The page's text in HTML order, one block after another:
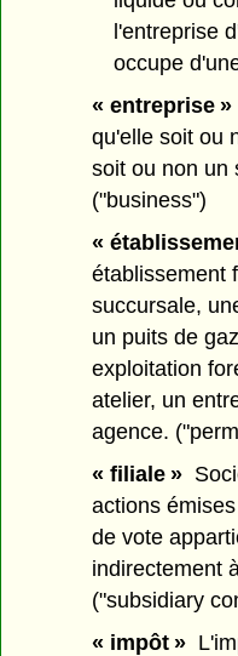
l'entreprise
occupe
« entreprise »
qu'elle soit ou
soit ou non un
("business")
«
établissement
succursale,
un puits de
exploitation
atelier, un
agence.
« filiale »
actions
de vote
indirectement
("subsidiary
« impôt »